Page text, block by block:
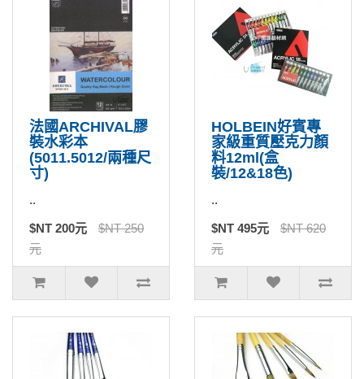
法國ARCHIVAL膠
裝水彩本
(5011.5012/兩種尺
寸)
..
$NT 200元
$NT 250
元
HOLBEIN好賓專
家級重質壓克力顏
料12ml(盒
裝/12&18色)
..
$NT 495元
$NT 620
元